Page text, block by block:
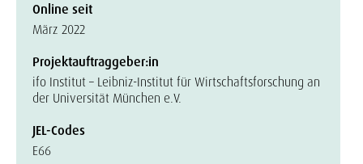
Online seit
März 2022
Projektauftraggeber:in
ifo Institut – Leibniz-Institut für Wirtschaftsforschung an
der Universität München e.V.
JEL-Codes
E66